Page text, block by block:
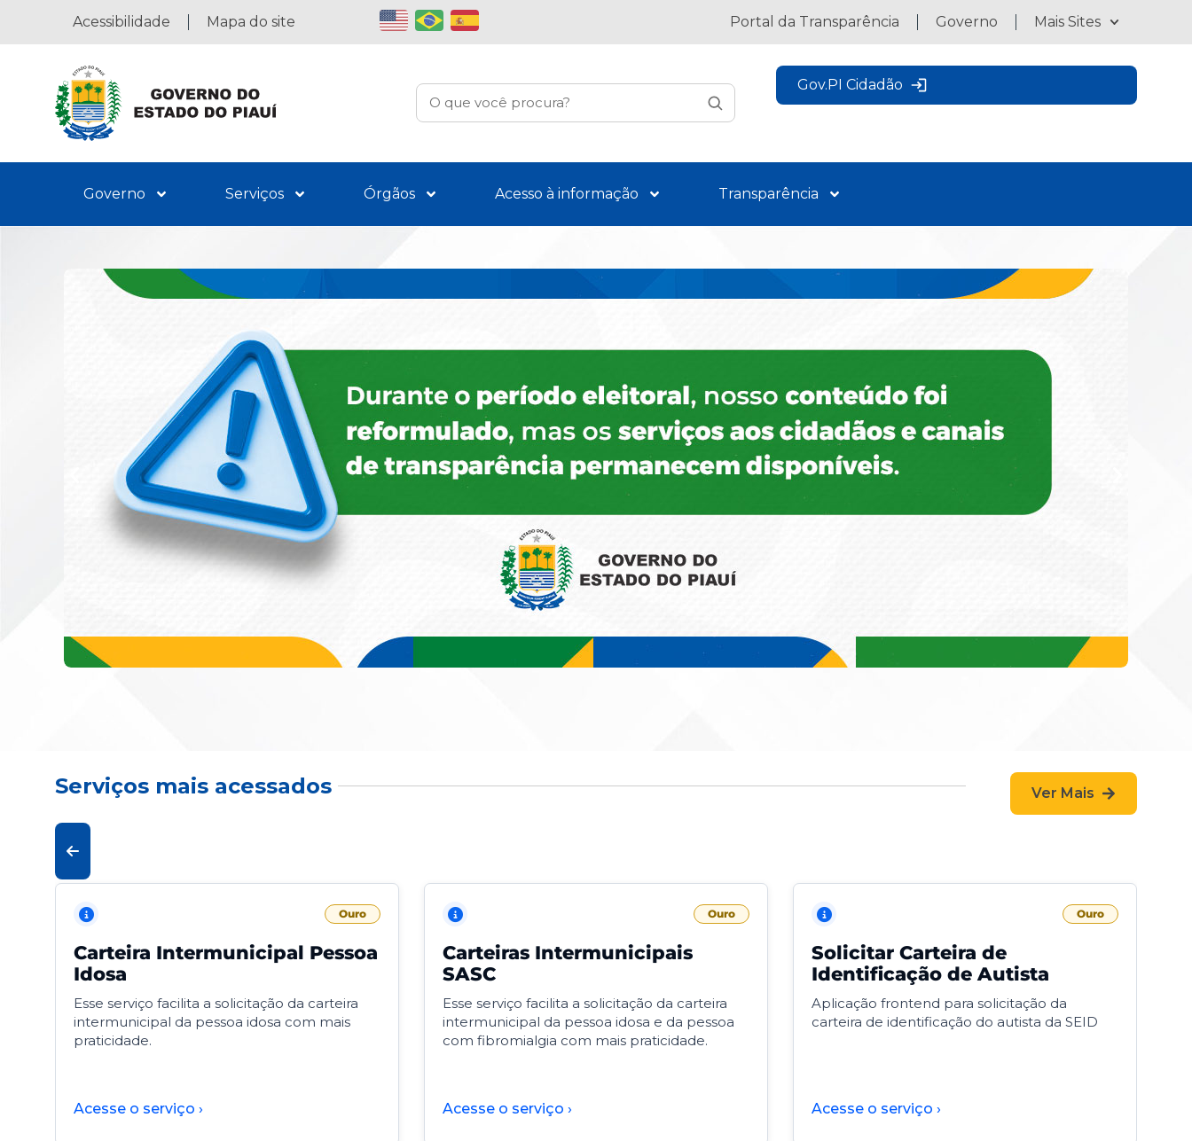
Acessibilidade Mapa do site Portal da Transparência Governo Mais Sites
Gov.PI Cidadão
Governo Serviços Órgãos Acesso à informação Transparência
Serviços mais acessados Ver Mais
Ouro
Carteira Intermunicipal Pessoa
Idosa
Esse serviço facilita a solicitação da carteira
intermunicipal da pessoa idosa com mais
praticidade.
Acesse o serviço ›
Ouro
Carteiras Intermunicipais
SASC
Esse serviço facilita a solicitação da carteira
intermunicipal da pessoa idosa e da pessoa
com fibromialgia com mais praticidade.
Acesse o serviço ›
Ouro
Solicitar Carteira de
Identificação de Autista
Aplicação frontend para solicitação da
carteira de identificação do autista da SEID
Acesse o serviço ›